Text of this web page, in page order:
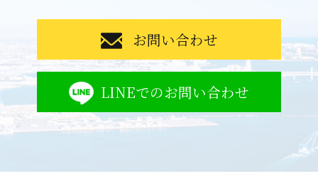
お問い合わせ
LINEでのお問い合わせ